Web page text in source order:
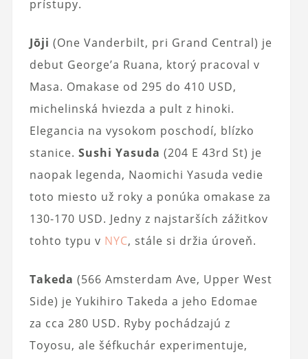
prístupy.
Jōji (One Vanderbilt, pri Grand Central) je
debut George’a Ruana, ktorý pracoval v
Masa. Omakase od 295 do 410 USD,
michelinská hviezda a pult z hinoki.
Elegancia na vysokom poschodí, blízko
stanice. Sushi Yasuda (204 E 43rd St) je
naopak legenda, Naomichi Yasuda vedie
toto miesto už roky a ponúka omakase za
130-170 USD. Jedny z najstarších zážitkov
tohto typu v NYC, stále si držia úroveň.
Takeda (566 Amsterdam Ave, Upper West
Side) je Yukihiro Takeda a jeho Edomae
za cca 280 USD. Ryby pochádzajú z
Toyosu, ale šéfkuchár experimentuje,